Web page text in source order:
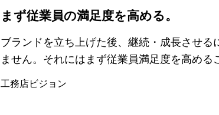
まず従業員の満足度を高める。
ブランドを立ち上げた後、継続・成長させ
ません。それにはまず従業員満足度を高める
工務店ビジョン